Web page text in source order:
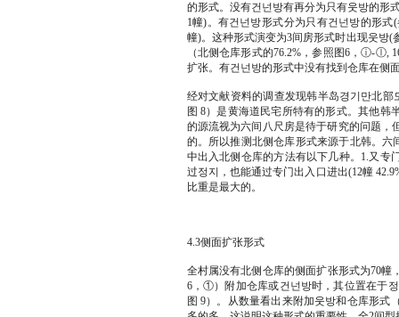
的形式。没有건넌방有再分为只有웃방的
1幢)。有건넌방形式分为只有건넌방的形
幢)。这种形式演变为3间房形式时出现웃
（北侧仓库形式的76.2%，参照图6，ⓘ-ⓛ,
扩张。有건넌방的形式中没有找到仓库在侧
经对文献资料的调查发现韩半岛경기만北
图 8）是黄海道民宅所特有的形式。其他
的源流视为六间八尺房是待于研究的问题
的。所以推测北侧仓库形式来源于北韩。六
中出入北侧仓库的方法有以下几种。1.又专
过정지，也能通过专门出入口进出(12幢
比重是最大的。
4.3侧面扩张形式
全村属没有北侧仓库的侧面扩张形式为70
6，①）附加仓库或건넌방时，其位置在于
图 9）。从数量看出来附加웃방和仓库形